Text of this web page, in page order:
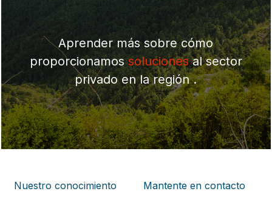
Aprender más sobre cómo
proporcionamossolucionesal sector
privado en la región .
Nuestro conocimiento Mantente en contacto